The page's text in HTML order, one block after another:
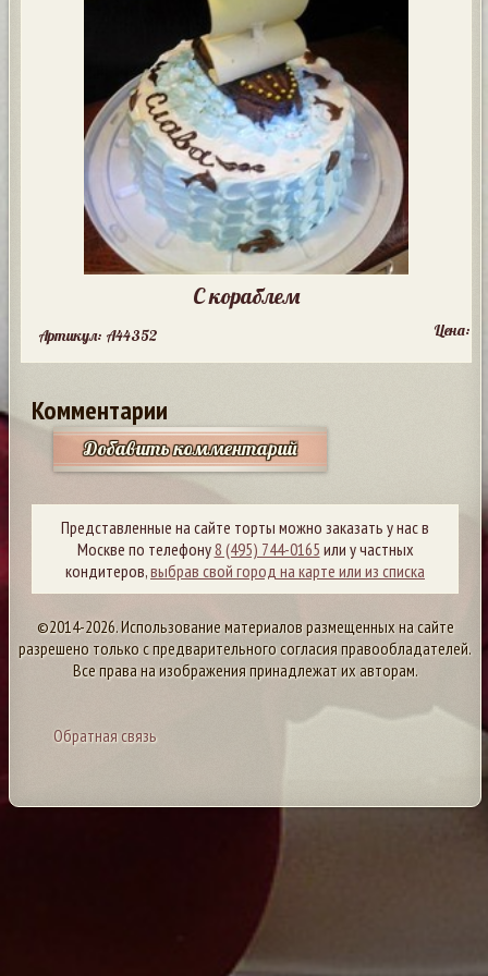
С кораблем
Артикул: A44352 Цена:
Комментарии
Добавить комментарий
Представленные на сайте торты можно заказать у нас в
Москве по телефону8 (495) 744-0165 или у частных
кондитеров,выбрав свой город на карте или из списка
©2014-2026. Использование материалов размещенных на сайте
разрешено только с предварительного согласия правообладателей.
Все права на изображения принадлежат их авторам.
Обратная связь